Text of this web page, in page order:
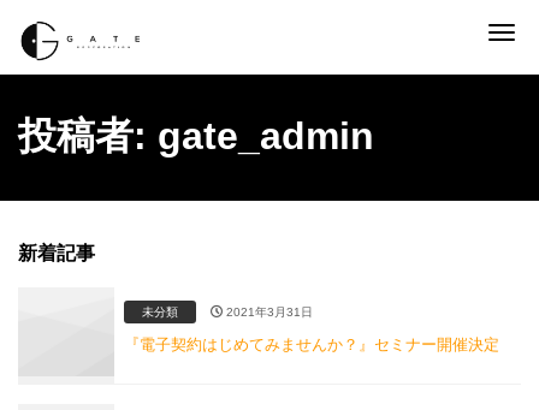
投稿者: gate_admin
新着記事
未分類 2021年3月31日
『電子契約はじめてみませんか？』セミナー開催決定